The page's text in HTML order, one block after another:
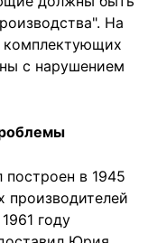
На
комплектующих
с нарушением
в 1945
производителей
году